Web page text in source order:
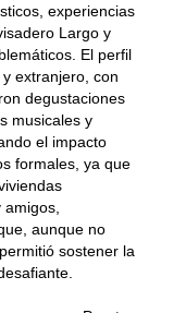
experiencias
Largo y
El perfil
extranjero, con
degustaciones
musicales y
el impacto
formales, ya que
amigos,
aunque no
sostener la